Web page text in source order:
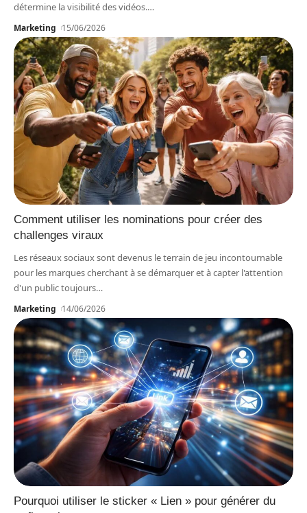
détermine la visibilité des vidéos.…
Marketing 15/06/2026
Comment utiliser les nominations pour créer des
challenges viraux
Les réseaux sociaux sont devenus le terrain de jeu incontournable
pour les marques cherchant à se démarquer et à capter l'attention
d'un public toujours…
Marketing 14/06/2026
Pourquoi utiliser le sticker « Lien » pour générer du